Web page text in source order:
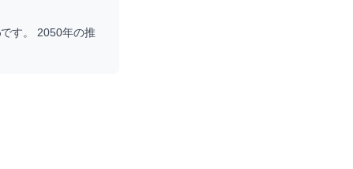
す。 2050年の推